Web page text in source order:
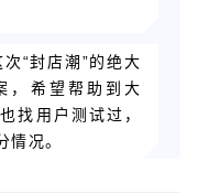
“封店潮”的绝大
，希望帮助到大
找用户测试过，
情况。